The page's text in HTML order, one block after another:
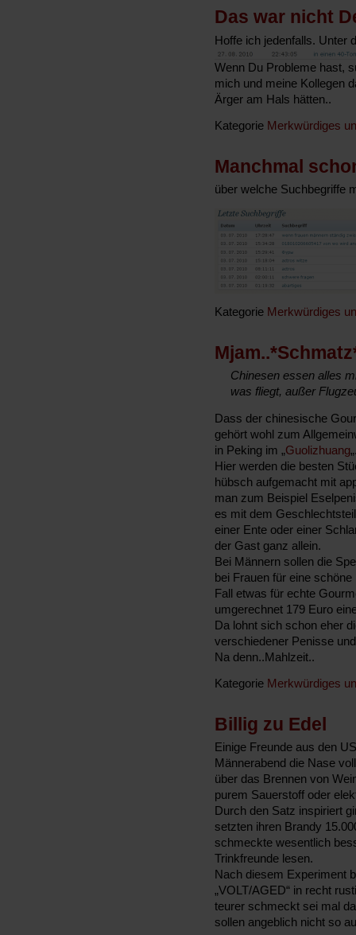
Das war nicht
Hoffe ich jedenfalls. Unter
Wenn Du Probleme hast,
mich und meine Kollegen
Ärger am Hals hätten..
Kategorie Merkwürdiges
Manchmal
über welche Suchbegriffe
Kategorie Merkwürdiges
Chinesen essen alles
was fliegt, außer
Dass der chinesische
gehört wohl zum
in Peking im „Guolizhuang
Hier werden die besten
hübsch aufgemacht mit
man zum Beispiel
es mit dem
einer Ente oder einer
der Gast ganz allein.
Bei Männern sollen die
bei Frauen für eine
Fall etwas für echte
umgerechnet 179 Euro
Da lohnt sich schon eher
verschiedener Penisse
Na denn..Mahlzeit..
Kategorie Merkwürdiges
Billig zu Edel
Einige Freunde aus den
Männerabend die Nase
über das Brennen von
purem Sauerstoff oder
Durch den Satz inspiriert
setzten ihren Brandy
schmeckte wesentlich
Trinkfreunde lesen.
Nach diesem Experiment
„VOLT/AGED“ in recht
teurer schmeckt sei mal
sollen angeblich nicht so